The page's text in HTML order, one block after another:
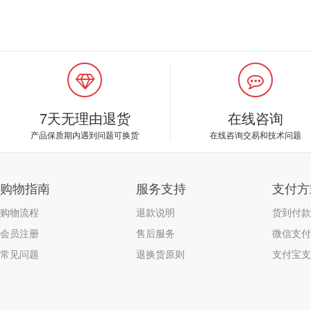
7天无理由退货
产品保质期内遇到问题可换货
在线咨询
在线咨询交易和技术问题
购物指南
购物流程
会员注册
常见问题
服务支持
退款说明
售后服务
退换货原则
支付
货到付款
微信支付
支付宝